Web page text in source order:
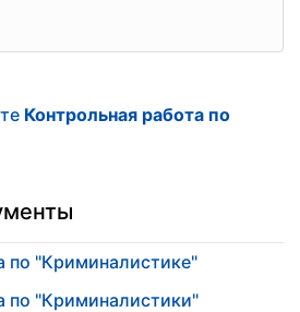
Контрольная работа по
по "Криминалистике"
по "Криминалистики"